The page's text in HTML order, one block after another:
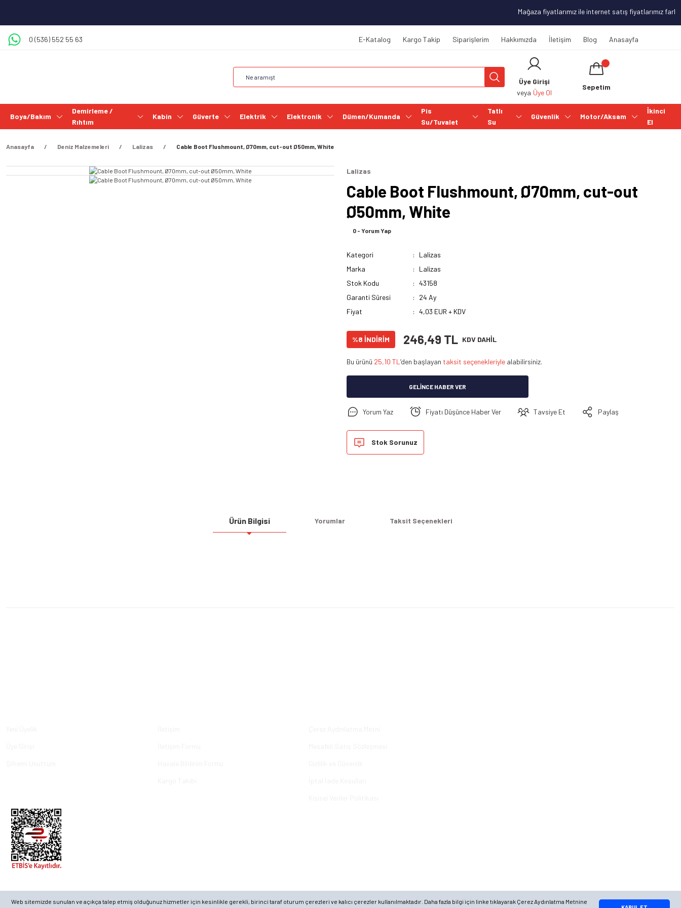
Web sitemizde sunulan ve açıkça talep etmiş olduğunuz hizmetler için kesinlikle gerekli, birinci taraf oturum çerezleri ve kalıcı çerezler kullanılmaktadır. Daha fazla bilgi için linke tıklayarak Çerez Aydınlatma Metnine
Whatsapp Bilgi Hattı
Mağaza fiyatlarımız ile internet satış fiyatlarımız
0 (536) 552 55 63 E-Katalog Kargo Takip Siparişlerim Hakkımızda İletişim Blog Anasayfa
Üye Girişi
veya Üye Ol
Sepetim
Boya/Bakım
Demirleme /
Rıhtım
Kabin Güverte Elektrik Elektronik Dümen/Kumanda
Pis
Su/Tuvalet
Tatlı
Su
Güvenlik Motor/Aksam
İkinci
El
Anasayfa Deniz Malzemeleri Lalizas Cable Boot Flushmount, Ø70mm, cut-out Ø50mm, White
Lalizas
Cable Boot Flushmount, Ø70mm, cut-out
Ø50mm, White
0 - Yorum Yap
Kategori
Lalizas
Marka
Lalizas
Stok Kodu
43158
Garanti Süresi
24 Ay
Fiyat
4,03 EUR + KDV
%8 İNDİRİM 246,49 TL KDV DAHİL
Bu ürünü 25,10 TL ’den başlayan taksit seçenekleriyle alabilirsiniz.
GELINCE HABER VER
Yorum Yaz Fiyatı Düşünce Haber Ver Tavsiye Et Paylaş
Stok Sorunuz
Ürün Bilgisi Yorumlar Taksit Seçenekleri